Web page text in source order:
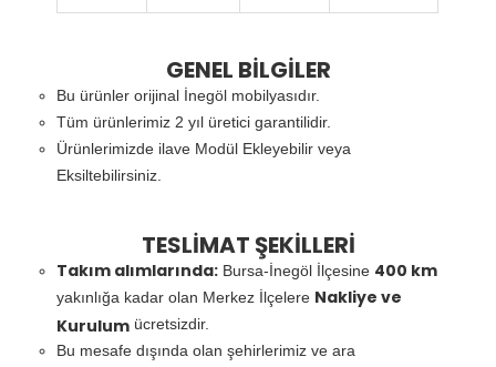
GENEL BİLGİLER
Bu ürünler orijinal İnegöl mobilyasıdır.
Tüm ürünlerimiz 2 yıl üretici garantilidir.
Ürünlerimizde ilave Modül Ekleyebilir veya
Eksiltebilirsiniz.
TESLİMAT ŞEKİLLERİ
Takım alımlarında: Bursa-İnegöl İlçesine 400 km
yakınlığa kadar olan Merkez İlçelere Nakliye ve
Kurulum ücretsizdir.
Bu mesafe dışında olan şehirlerimiz ve ara